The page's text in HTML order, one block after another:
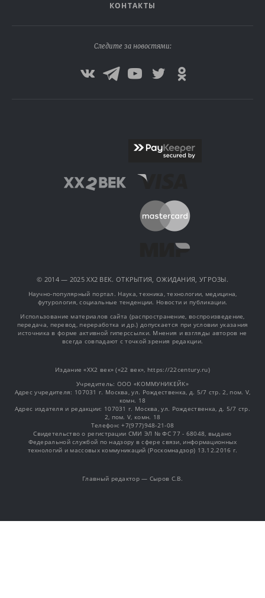
КОНТАКТЫ
Следите за новостями:
© 2014 — 2025 XX2 ВЕК. ОТКРЫТИЯ, ОЖИДАНИЯ, УГРОЗЫ.
Научно-популярный портал. Наука, техника, технологии, медицина,
футурология, социальные тенденции. Новости и публикации.
Использование материалов сайта (распространение, воспроизведение,
передача, перевод, переработка и др.) допускается при условии указания
источника в форме активной гиперссылки. Мнения и взгляды авторов не
всегда совпадают с точкой зрения редакции.
Издание «XX2 век» («22 век», https://22century.ru)
Учредитель: OOO «КОММУНИКЕЙК»
Адрес учредителя: 107031 г. Москва, ул. Рождественка, д. 5/7 стр. 2, пом. V,
комн. 18
Адрес издателя и редакции: 107031 г. Москва, ул. Рождественка, д. 5/7 стр.
2, пом. V, комн. 18
Телефон: +7(977)948-21-08
Свидетельство о регистрации СМИ ЭЛ № ФС 77 - 68048, выдано
Федеральной службой по надзору в сфере связи, информационных
технологий и массовых коммуникаций (Роскомнадзор) 13.12.2016 г.
Главный редактор — Сыров С.В.